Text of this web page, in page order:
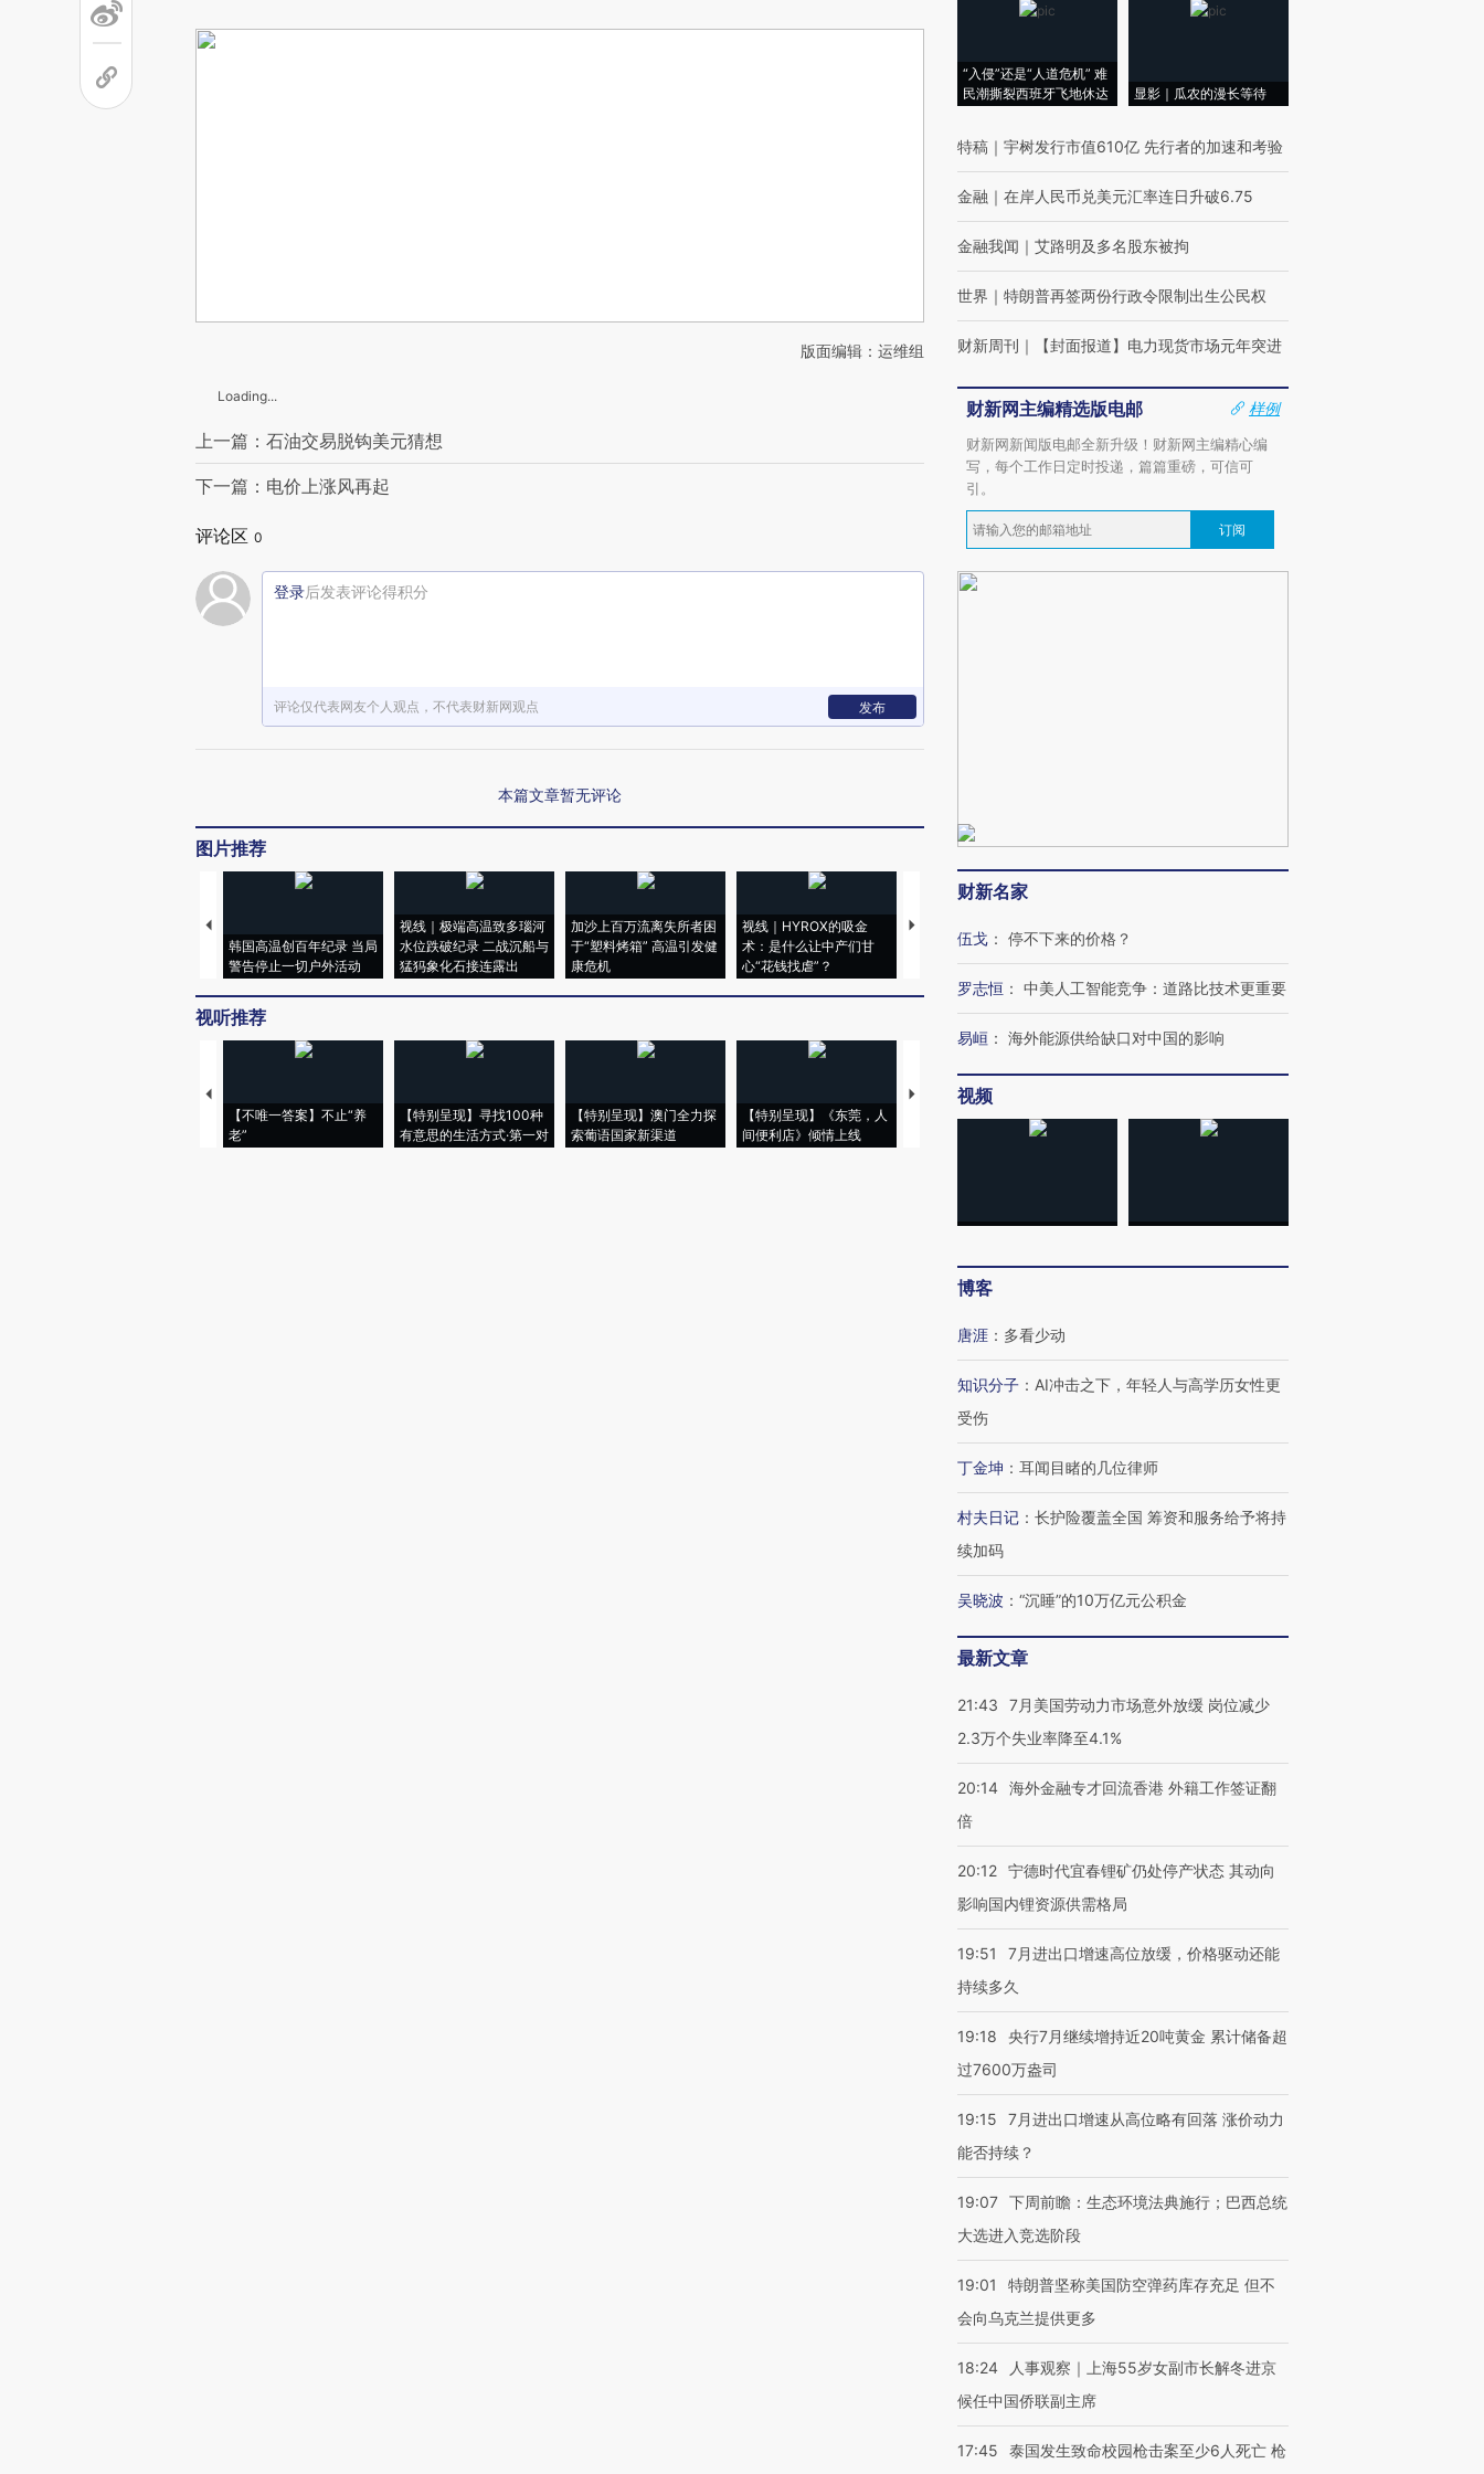
版面编辑：运维组
Loading...
上一篇：石油交易脱钩美元猜想
下一篇：电价上涨风再起
评论区 0
登录后发表评论得积分
评论仅代表网友个人观点，不代表财新网观点 发布
本篇文章暂无评论
图片推荐
韩国高温创百年纪录 当局
警告停止一切户外活动
视线｜极端高温致多瑙河
水位跌破纪录 二战沉船与
猛犸象化石接连露出
加沙上百万流离失所者困
于“塑料烤箱” 高温引发健
康危机
视线｜HYROX的吸金
术：是什么让中产们甘
心“花钱找虐”？
马航飞行员跨国走私7万
粒摇头丸 尿检体内含3种
度Z世代 用街头抗争将教
育部长拱下台
飞地休达
视听推荐
【不唯一答案】不止“养
老”
【特别呈现】寻找100种
有意思的生活方式·第一对
【特别呈现】澳门全力探
索葡语国家新渠道
【特别呈现】《东莞，人
间便利店》倾情上线
【推广】走进第四届链博
会，让数智科技“链”接产
【特别呈现】寻找100种
有意思的生活方式·第三对
CFO：不靠规模取胜，华
“入侵”还是“人道危机” 难
民潮撕裂西班牙飞地休达
显影｜瓜农的漫长等待
特稿 ｜ 宇树发行市值610亿 先行者的加速和考验
金融 ｜ 在岸人民币兑美元汇率连日升破6.75
金融我闻 ｜ 艾路明及多名股东被拘
世界 ｜ 特朗普再签两份行政令限制出生公民权
财新周刊 ｜ 【封面报道】电力现货市场元年突进
财新网主编精选版电邮
样例
财新网新闻版电邮全新升级！财新网主编精心编
写，每个工作日定时投递，篇篇重磅，可信可
引。
订阅
财新名家
伍戈 ： 停不下来的价格？
罗志恒 ： 中美人工智能竞争：道路比技术更重要
易峘 ： 海外能源供给缺口对中国的影响
视频
博客
唐涯 ： 多看少动
知识分子 ： AI冲击之下，年轻人与高学历女性更
受伤
丁金坤 ： 耳闻目睹的几位律师
村夫日记 ： 长护险覆盖全国 筹资和服务给予将持
续加码
吴晓波 ： “沉睡”的10万亿元公积金
最新文章
21:43
7月美国劳动力市场意外放缓 岗位减少
2.3万个失业率降至4.1%
20:14 海外金融专才回流香港 外籍工作签证翻
倍
20:12 宁德时代宜春锂矿仍处停产状态 其动向
影响国内锂资源供需格局
19:51
7月进出口增速高位放缓，价格驱动还能
持续多久
19:18
央行7月继续增持近20吨黄金 累计储备超
过7600万盎司
19:15
7月进出口增速从高位略有回落 涨价动力
能否持续？
19:07 下周前瞻：生态环境法典施行；巴西总统
大选进入竞选阶段
19:01
特朗普坚称美国防空弹药库存充足 但不
会向乌克兰提供更多
18:24
人事观察｜上海55岁女副市长解冬进京
候任中国侨联副主席
17:45 泰国发生致命校园枪击案至少6人死亡 枪